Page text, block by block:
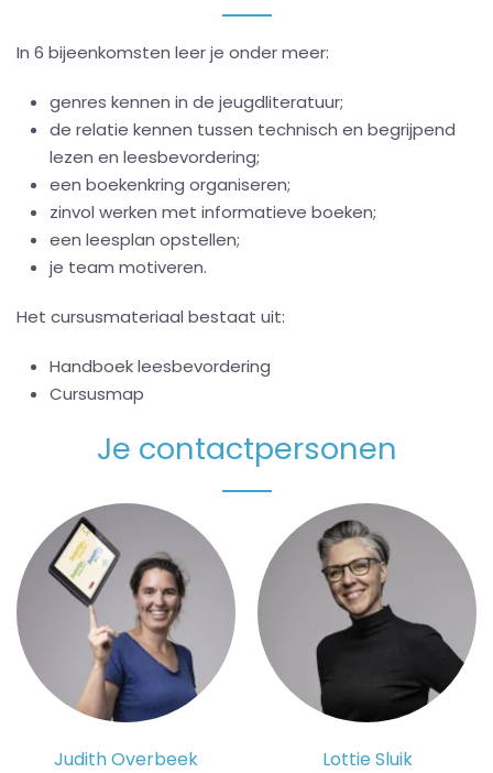
In 6 bijeenkomsten leer je onder meer:
genres kennen in de jeugdliteratuur;
de relatie kennen tussen technisch en begrijpend
lezen en leesbevordering;
een boekenkring organiseren;
zinvol werken met informatieve boeken;
een leesplan opstellen;
je team motiveren.
Het cursusmateriaal bestaat uit:
Handboek leesbevordering
Cursusmap
Je contactpersonen
Judith Overbeek Lottie Sluik